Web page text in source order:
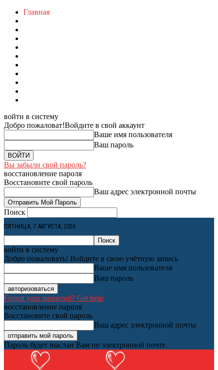
Главная
войти в систему
Добро пожаловат!Войдите в свой аккаунт
Ваше имя пользователя
Ваш пароль
Вы забыли свой пароль?
восстановление пароля
Восстановите свой пароль
Ваш адрес электронной почты
Поиск
ПЯТНИЦА, 7 АВГУСТА, 2026
войти в систему
Добро пожаловать! Войдите в свою учётную запись
Ваше имя пользователя
Ваш пароль
Forgot your password? Get help
восстановление пароля
Восстановите свой пароль
Ваш адрес электронной почты
Пароль будет выслан Вам по электронной почте.